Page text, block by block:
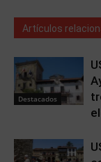
Artículos
Destacados